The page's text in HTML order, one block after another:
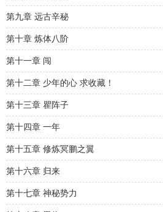
第九章 远古辛秘
第十章 炼体八阶
第十一章 闯
第十二章 少年的心 求收藏！
第十三章 瞿阵子
第十四章 一年
第十五章 修炼冥鹏之翼
第十六章 归来
第十七章 神秘势力